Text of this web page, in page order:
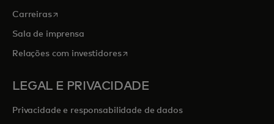
Carreirasabre em uma nova guia
Sala de imprensa
Relações com investidoresabre em uma nova guia
LEGAL E PRIVACIDADE
Privacidade e responsabilidade de dados